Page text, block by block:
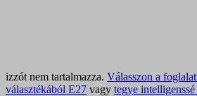
izzót nem tartalmazza. Válasszon a
választékából E27 vagy tegye